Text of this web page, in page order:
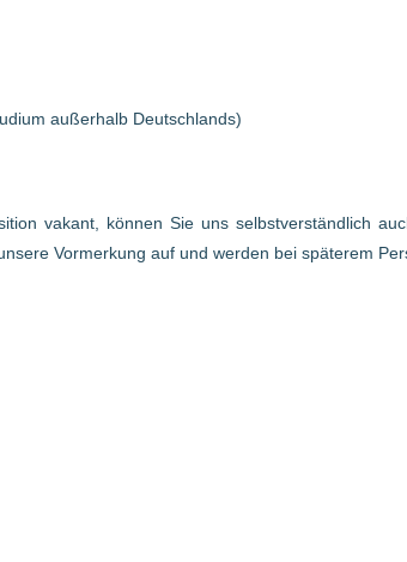
außerhalb Deutschlands)
vakant, können Sie uns selbstverständlich
Vormerkung auf und werden bei späterem